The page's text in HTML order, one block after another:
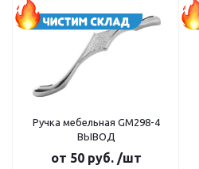
Ручка мебельная GM298-4
ВЫВОД
от 50 руб. /шт